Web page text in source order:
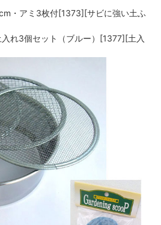
・アミ3枚付[1373][サビに強い土ふ
れ3個セット（ブルー）[1377][土入